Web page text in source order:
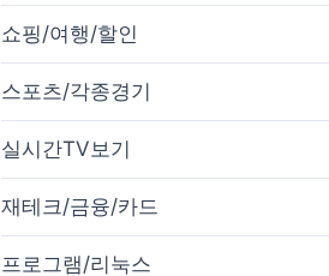
쇼핑/여행/할인
스포츠/각종경기
실시간TV보기
재테크/금융/카드
프로그램/리눅스